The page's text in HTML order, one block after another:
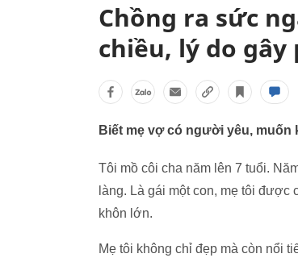
Chồng ra sức
chiều, lý do gây
Biết mẹ vợ có người yêu,
Tôi mồ côi cha năm lên 7 tuổi.
làng. Là gái một con, mẹ tôi
khôn lớn.
Mẹ tôi không chỉ đẹp mà còn nổi